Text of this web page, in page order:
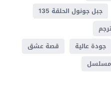
جبل جونول الحلقة 135
جودة عالية
قصة عشق
مسلسل